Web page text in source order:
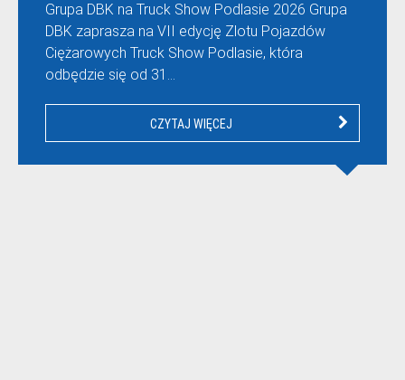
Grupa DBK na Truck Show Podlasie 2026 Grupa
DBK zaprasza na VII edycję Zlotu Pojazdów
Ciężarowych Truck Show Podlasie, która
odbędzie się od 31…
CZYTAJ WIĘCEJ